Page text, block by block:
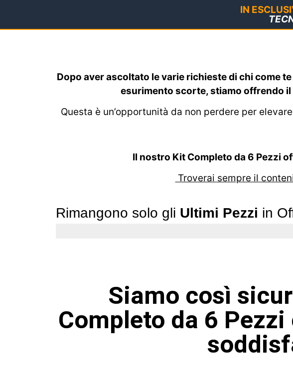
IN
Dopo aver ascoltato le varie richieste di chi come
esurimento scorte, stiamo offrendo
Questa è un’opportunità da non perdere per
Il nostro Kit Completo da 6 Pezzi
Troverai sempre il
Rimangono solo gli Ultimi Pezzi in
Siamo così
Completo da 6